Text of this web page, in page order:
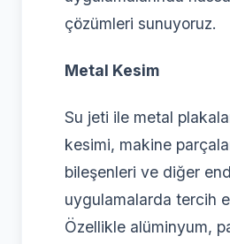
çözümleri sunuyoruz.
Metal Kesim
Su jeti ile metal
kesimi, makine
bileşenleri ve diğer
uygulamalarda tercih
Özellikle alüminyum,